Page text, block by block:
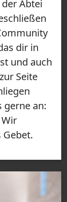
Abtei
dir in
und auch
Seite
gerne an: